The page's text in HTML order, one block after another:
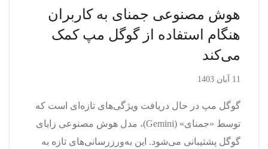
هوش مصنوعی جمنای به کاربران
هنگام استفاده از گوگل مپ کمک
می‌کند
11 آبان 1403
گوگل مپ در حال دریافت ویژگی‌های تازه‌ای است که
توسط «جمنای» (Gemini)، مدل هوش مصنوعی زایای
گوگل پشتیبانی می‌شود. این به‌ورزرسانی‌های تازه به